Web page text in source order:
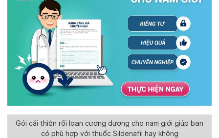
Gói cải thiện rối loạn cương dương cho nam giới giúp bạn
có phù hợp với thuốc Sildenafil hay không